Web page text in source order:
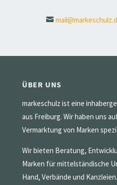
ÜBER UNS
markeschulz ist eine
aus Freiburg. Wir haben uns
Vermarktung von Marken
Wir bieten Beratung,
Marken für mittelständische
Hand, Verbände und Kanzleien.